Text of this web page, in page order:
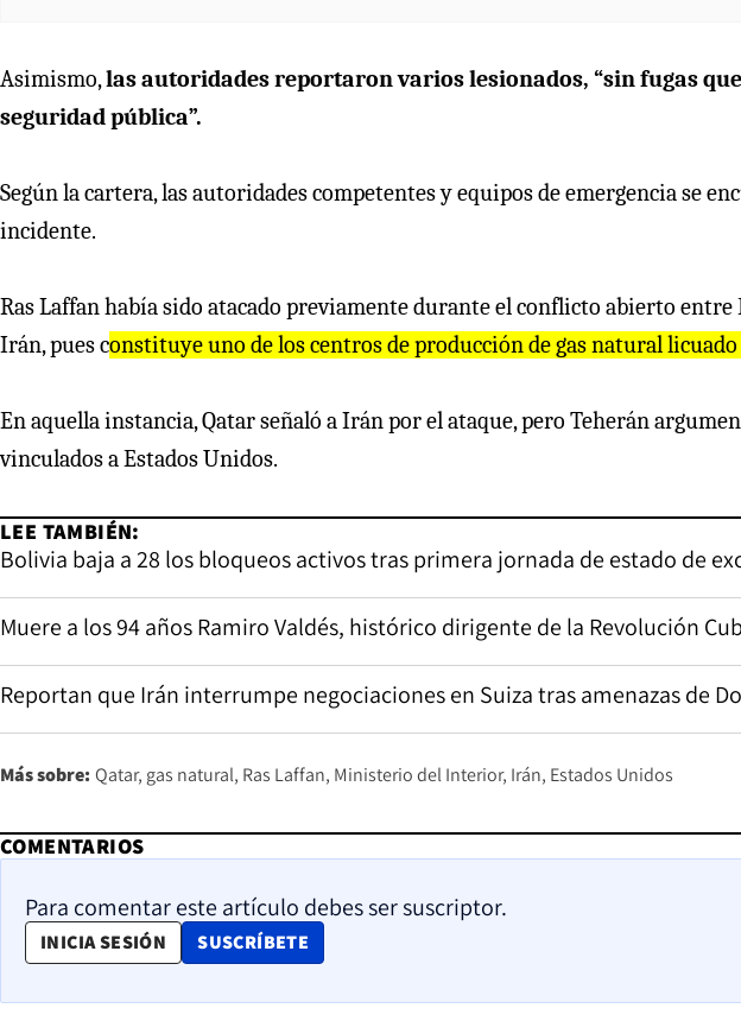
Asimismo,las autoridades reportaron varios lesionados, “sin fugas
seguridad pública”.
Según la cartera, las autoridades competentes y equipos de emergencia se
incidente.
Ras Laffan había sido atacado previamente durante el conflicto abierto entre
Irán, pues constituye uno de los centros de producción de gas natural
En aquella instancia, Qatar señaló a Irán por el ataque, pero Teherán
vinculados a Estados Unidos.
LEE TAMBIÉN:
Bolivia baja a 28 los bloqueos activos tras primera jornada de estado de
Muere a los 94 años Ramiro Valdés, histórico dirigente de la Revolución
Reportan que Irán interrumpe negociaciones en Suiza tras amenazas de
Más sobre: Qatar gas natural Ras Laffan Ministerio del Interior Irán Estados Unidos
COMENTARIOS
Para comentar este artículo debes ser suscriptor.
INICIA SESIÓN SUSCRÍBETE
OPENS IN NEW WINDOW